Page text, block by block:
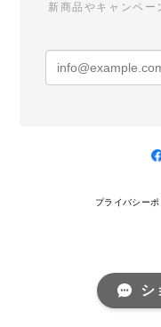
新商品やキャンペー
プライバシーポ
シ